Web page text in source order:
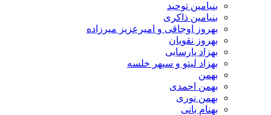
بنیامین توحید
بنیامین ذاکری
بهروز اوجاقی و امیرعزیز میرزاده
بهروز نقویان
بهزاد پارسایی
بهزاد لیتو و سپهر خلسه
بهمن
بهمن احمدی
بهمن نوری
بهنام بانی